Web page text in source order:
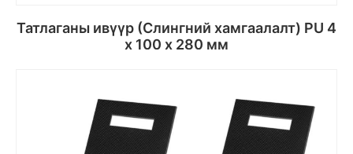
Татлаганы ивүүр (Слингний хамгаалалт) PU 4
х 100 х 280 мм
Сагсанд хийх